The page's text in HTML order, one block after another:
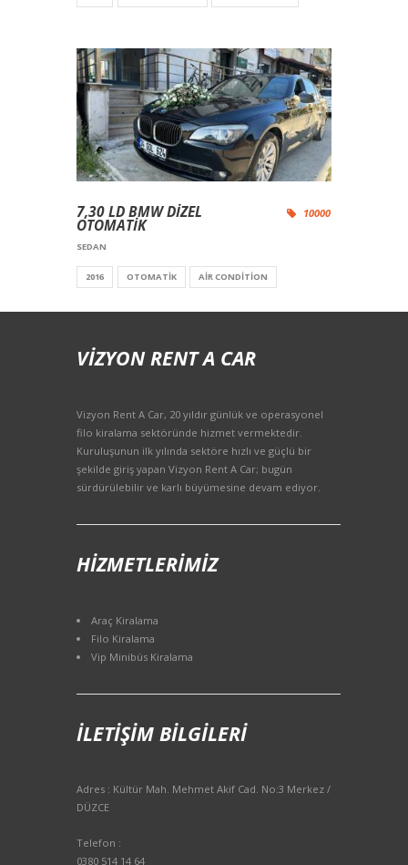
7,30 LD BMW DİZEL
OTOMATİK
SEDAN
10000
2016 OTOMATIK AIR CONDITION
VIZYON RENT A CAR
Vizyon Rent A Car, 20 yıldır günlük ve operasyonel
filo kiralama sektöründe hizmet vermektedir.
Kuruluşunun ilk yılında sektöre hızlı ve güçlü bir
şekilde giriş yapan Vizyon Rent A Car; bugün
sürdürülebilir ve karlı büyümesine devam ediyor.
HIZMETLERIMIZ
Araç Kiralama
Filo Kiralama
Vip Minibüs Kiralama
İLETIŞIM BILGILERI
Adres : Kültür Mah. Mehmet Akif Cad. No:3 Merkez /
DÜZCE
Telefon :
0380 514 14 64